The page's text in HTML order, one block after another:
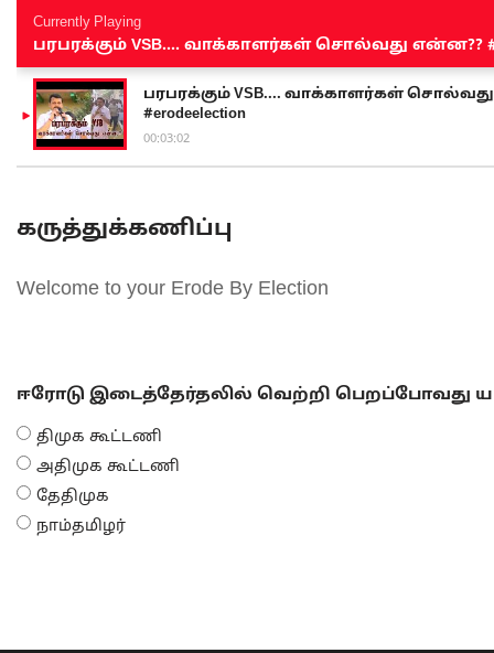
Currently Playing
பரபரக்கும் VSB.... வாக்காளர்கள் சொல்வது என்ன??
பரபரக்கும் VSB.... வாக்காளர்கள் சொல்வது
#erodeelection
00:03:02
கருத்துக்கணிப்பு
Welcome to your Erode By Election
ஈரோடு இடைத்தேர்தலில் வெற்றி பெறப்போவது
திமுக கூட்டணி
அதிமுக கூட்டணி
தேதிமுக
நாம்தமிழர்